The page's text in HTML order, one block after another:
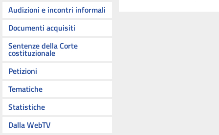
Audizioni e incontri informali
Documenti acquisiti
Sentenze della Corte
costituzionale
Petizioni
Tematiche
Statistiche
Dalla WebTV